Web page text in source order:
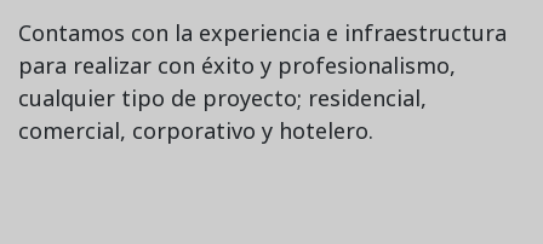
Contamos con la experiencia e infraestructura
para realizar con éxito y profesionalismo,
cualquier tipo de proyecto; residencial,
comercial, corporativo y hotelero.